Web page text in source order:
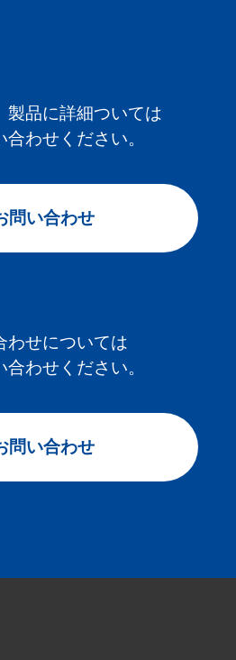
製品に詳細ついては
わせください。
問い合わせ
わせについては
わせください。
問い合わせ